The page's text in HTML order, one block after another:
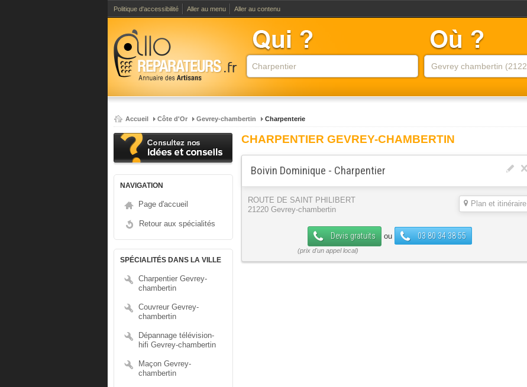
Politique d'accessibilité Aller au menu Aller au contenu
Accueil Côte d'Or Gevrey-chambertin Charpenterie
NAVIGATION
Page d'accueil
Retour aux spécialités
SPÉCIALITÉS DANS LA VILLE
Charpentier Gevrey-
chambertin
Couvreur Gevrey-
chambertin
Dépannage télévision-
hifi Gevrey-chambertin
Maçon Gevrey-
chambertin
CHARPENTIER GEVREY-CHAMBERTIN
Boivin Dominique - Charpentier
Plan et itinéraire
ROUTE DE SAINT PHILIBERT
21220 Gevrey-chambertin
Devis gratuits ou 03 80 34 38 55